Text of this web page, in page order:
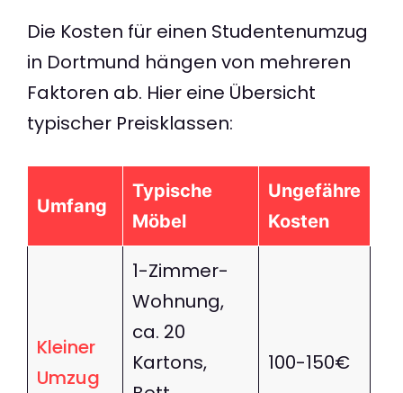
Die Kosten für einen Studentenumzug
in Dortmund hängen von mehreren
Faktoren ab. Hier eine Übersicht
typischer Preisklassen:
Umfang
Typische
Möbel
Ungefähre
Kosten
Kleiner
Umzug
1-Zimmer-
Wohnung,
ca. 20
Kartons,
100-150€